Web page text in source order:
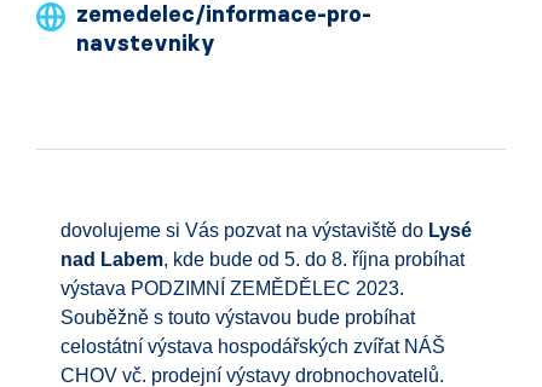
zemedelec/informace-pro-
navstevniky
dovolujeme si Vás pozvat na výstaviště do Lysé
nad Labem, kde bude od 5. do 8. října probíhat
výstava PODZIMNÍ ZEMĚDĚLEC 2023.
Souběžně s touto výstavou bude probíhat
celostátní výstava hospodářských zvířat NÁŠ
CHOV vč. prodejní výstavy drobnochovatelů.